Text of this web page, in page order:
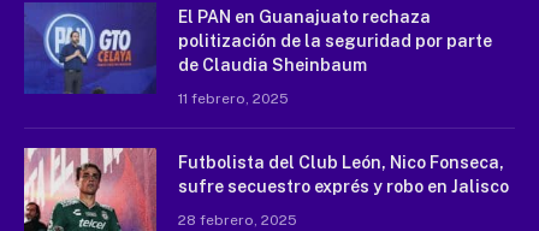
El PAN en Guanajuato rechaza
politización de la seguridad por parte
de Claudia Sheinbaum
11 febrero, 2025
Futbolista del Club León, Nico Fonseca,
sufre secuestro exprés y robo en Jalisco
28 febrero, 2025